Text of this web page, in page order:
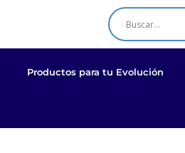
Productos para tu Evolución